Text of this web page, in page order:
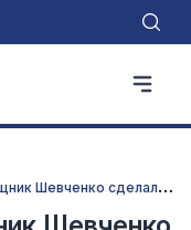
И
тальянский помощник Шевченко сделал татуировку в виде герба Украины (фото)